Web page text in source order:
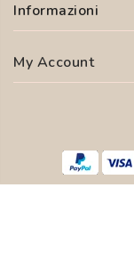
Informazioni
My Account